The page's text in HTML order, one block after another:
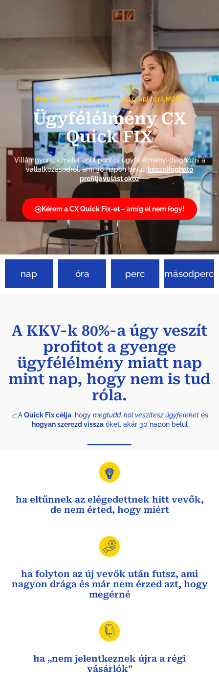
Idén már csak 20 hely elérhető, csapj le rá MOST!
Ügyfélélmény CX
Quick FIX
Villámgyors, kíméletlenül pontos ügyfélélmény-diagnózis a
vállalkozásodról, ami 30 napon belül, kézzelfogható
profitjavulást okoz
Kérem a CX Quick Fix-et – amíg el nem fogy!
nap óra perc másodperc
A KKV-k 80%-a úgy veszít
profitot a gyenge
ügyfélélmény miatt nap
mint nap, hogy nem is tud
róla.
📈AQuick Fix célja: hogy megtudd, hol veszítesz ügyfeleketés
hogyan szerezd visszaőket, akár 30 napon belül
ha eltűnnek az elégedettnek hitt vevők,
de nem érted, hogy miért
ha folyton az új vevők után futsz, ami
nagyon drága és már nem érzed azt, hogy
megérné
ha „nem jelentkeznek újra a régi
vásárlók”